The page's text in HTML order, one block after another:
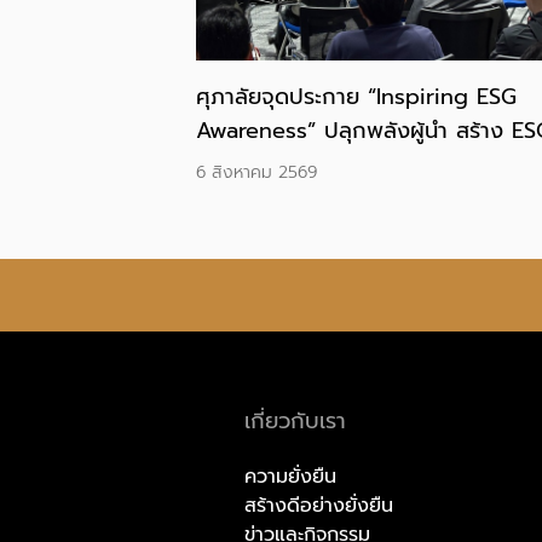
ศุภาลัยจุดประกาย “Inspiring ESG
Awareness” ปลุกพลังผู้นำ สร้าง
DNA ขับเคลื่อนองค์กรสู่ความยั่งยืน
6 สิงหาคม 2569
เกี่ยวกับเรา
ความยั่งยืน
สร้างดีอย่างยั่งยืน
ข่าวและกิจกรรม